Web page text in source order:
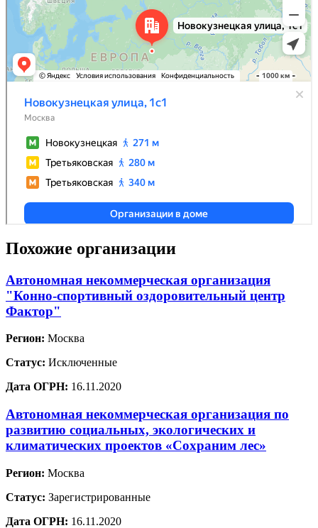
Похожие организации
Автономная некоммерческая организация
"Конно-спортивный оздоровительный центр
Фактор"
Регион: Москва
Статус: Исключенные
Дата ОГРН: 16.11.2020
Автономная некоммерческая организация по
развитию социальных, экологических и
климатических проектов «Сохраним лес»
Регион: Москва
Статус: Зарегистрированные
Дата ОГРН: 16.11.2020